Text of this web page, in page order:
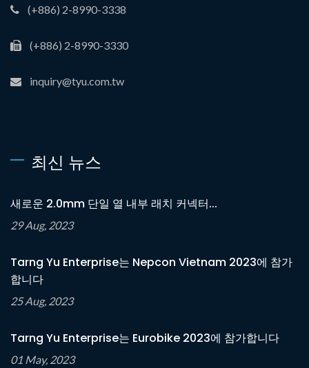
(+886) 2-8990-3338
(+886) 2-8990-3330
inquiry@tyu.com.tw
최신 뉴스
새로운 2.0mm 단일 열 내부 래치 커넥터...
29 Aug, 2023
Tarng Yu Enterprise는 Nepcon Vietnam 2023에 참가
합니다
25 Aug, 2023
Tarng Yu Enterprise는 Eurobike 2023에 참가합니다
01 May, 2023